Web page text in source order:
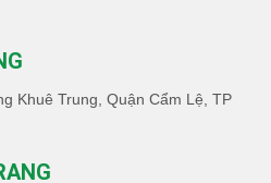
Khuê Trung, Quận Cẩm Lệ, TP